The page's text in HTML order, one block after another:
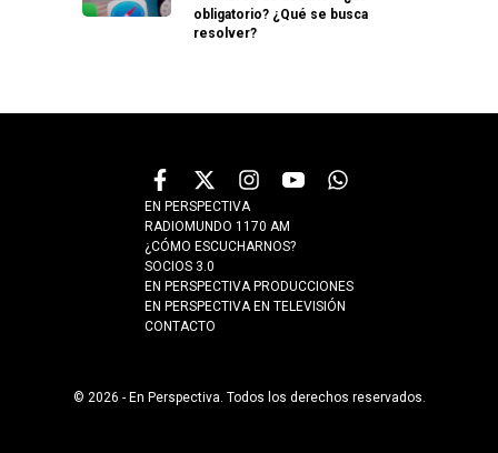
obligatorio? ¿Qué se busca
resolver?
EN PERSPECTIVA
RADIOMUNDO 1170 AM
¿CÓMO ESCUCHARNOS?
SOCIOS 3.0
EN PERSPECTIVA PRODUCCIONES
EN PERSPECTIVA EN TELEVISIÓN
CONTACTO
© 2026 - En Perspectiva. Todos los derechos reservados.